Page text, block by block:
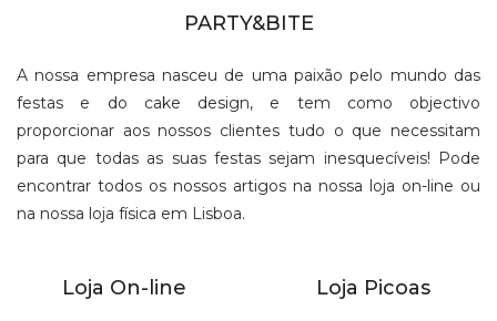
PARTY&BITE
A nossa empresa nasceu de uma paixão pelo mundo das
festas e do cake design, e tem como objectivo
proporcionar aos nossos clientes tudo o que necessitam
para que todas as suas festas sejam inesquecíveis! Pode
encontrar todos os nossos artigos na nossa loja on-line ou
na nossa loja física em Lisboa.
Loja On-line Loja Picoas